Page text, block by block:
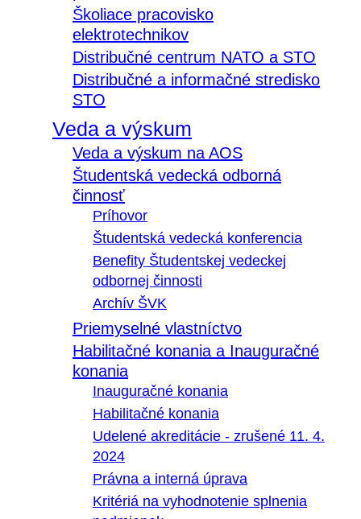
Školiace pracovisko
elektrotechnikov
Distribučné centrum NATO a STO
Distribučné a informačné stredisko
STO
Veda a výskum
Veda a výskum na AOS
Študentská vedecká odborná
činnosť
Príhovor
Študentská vedecká konferencia
Benefity Študentskej vedeckej
odbornej činnosti
Archív ŠVK
Priemyselné vlastníctvo
Habilitačné konania a Inauguračné
konania
Inauguračné konania
Habilitačné konania
Udelené akreditácie - zrušené 11. 4.
2024
Právna a interná úprava
Kritériá na vyhodnotenie splnenia